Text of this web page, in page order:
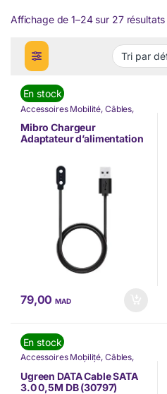
Affichage de 1–24 sur 27 résultats
En stock
Accessoires Mobilité, Câbles,
TÉLÉPHONIE
Mibro Chargeur
Adaptateur d’alimentation
79,00MAD
En stock
Accessoires Mobilité, Câbles,
TÉLÉPHONIE
Ugreen
Ugreen DATA Cable SATA
3.0 0,5M DB (30797)